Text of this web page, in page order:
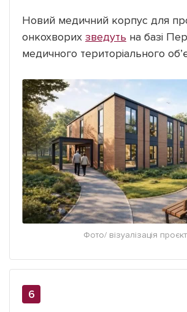
Новий медичний корпус для
онкохворих зведуть на базі
медичного територіального
Фото/ візуалізація